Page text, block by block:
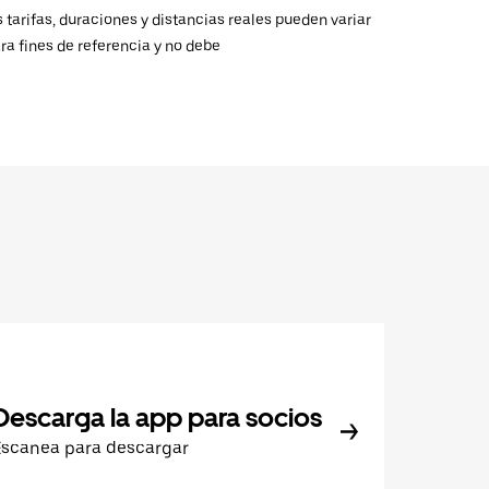
duraciones y distancias reales pueden variar
fines de referencia y no debe
la app para socios
para descargar